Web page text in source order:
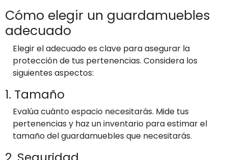
Cómo elegir un guardamuebles
adecuado
Elegir el adecuado es clave para asegurar la
protección de tus pertenencias. Considera los
siguientes aspectos:
1. Tamaño
Evalúa cuánto espacio necesitarás. Mide tus
pertenencias y haz un inventario para estimar el
tamaño del guardamuebles que necesitarás.